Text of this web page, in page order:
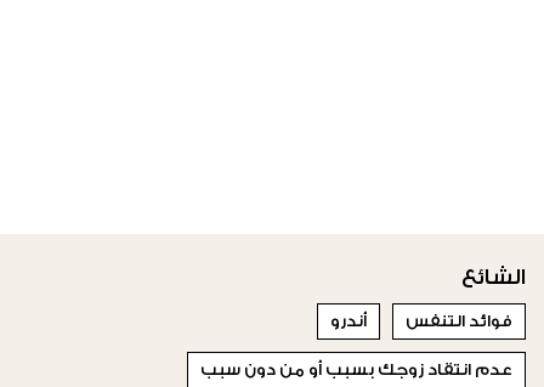
الشائع
فوائد التنفس أندرو
عدم انتقاد زوجك بسبب أو من دون سبب